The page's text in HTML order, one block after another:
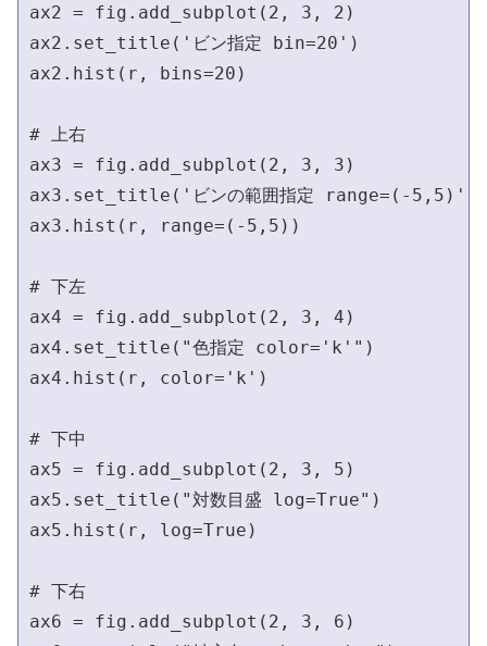
ax2 = fig.add_subplot(2, 3, 2)
ax2.set_title('ビン指定 bin=20')
ax2.hist(r, bins=20)
#
ax3 = fig.add_subplot(2, 3, 3)
ax3.set_title('ビンの範囲指定 range=(-5,5)')
ax3.hist(r, range=(-5,5))
#
ax4 = fig.add_subplot(2, 3, 4)
ax4.set_title("色指定 color='k'")
ax4.hist(r, color='k')
#
ax5 = fig.add_subplot(2, 3, 5)
ax5.set_title("対数目盛 log=True")
ax5.hist(r, log=True)
#
ax6 = fig.add_subplot(2, 3, 6)